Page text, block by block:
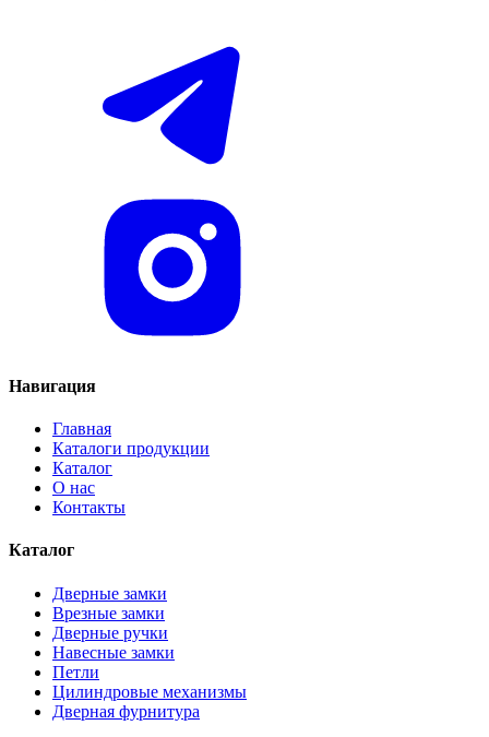
Навигация
Главная
Каталоги продукции
Каталог
О нас
Контакты
Каталог
Дверные замки
Врезные замки
Дверные ручки
Навесные замки
Петли
Цилиндровые механизмы
Дверная фурнитура